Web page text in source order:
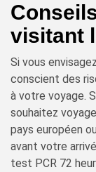
visitant
Si vous
conscient des
à votre voyage.
souhaitez
pays européen
avant votre
test PCR 72